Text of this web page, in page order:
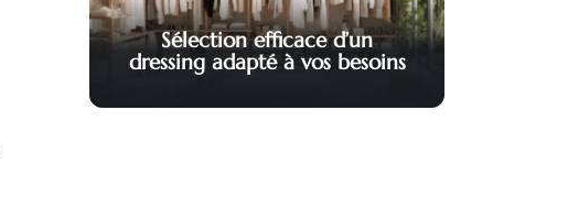
Sélection efficace d’un
dressing adapté à vos besoins